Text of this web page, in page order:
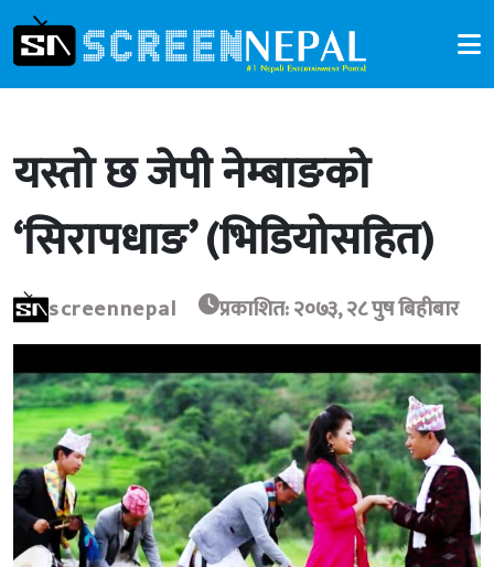
यस्तो छ जेपी नेम्बाङको
‘सिरापधाङ’ (भिडियोसहित)
screennepal प्रकाशित: २०७३, २८ पुष बिहीबार